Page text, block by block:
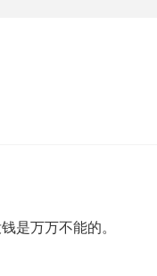
是万万不能的。